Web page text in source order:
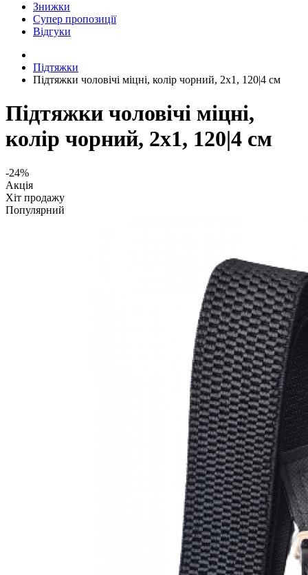
Знижки
Супер пропозиції
Відгуки
Підтяжки
Підтяжки чоловічі міцні, колір чорний, 2x1, 120|4 см
Підтяжки чоловічі міцні,
колір чорний, 2x1, 120|4 см
-24%
Акція
Хіт продажу
Популярний